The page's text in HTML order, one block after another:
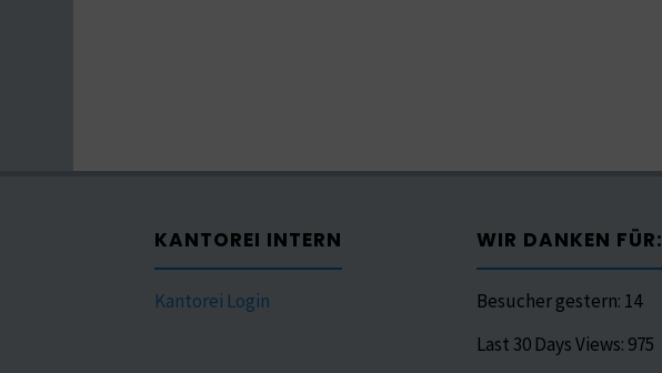
KANTOREI INTERN
Kantorei Login
WIR DANKEN FÜR:
Besucher gestern: 14
Last 30 Days Views: 975